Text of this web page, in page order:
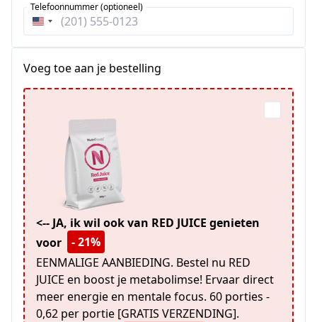
Verenigde
Telefoonnummer (optioneel)
Voeg toe aan je bestelling
<-- JA, ik wil ook van RED JUICE genieten
voor
- 21%
EENMALIGE AANBIEDING. Bestel nu RED
JUICE en boost je metabolimse! Ervaar direct
meer energie en mentale focus. 60 porties -
0,62 per portie [GRATIS VERZENDING].